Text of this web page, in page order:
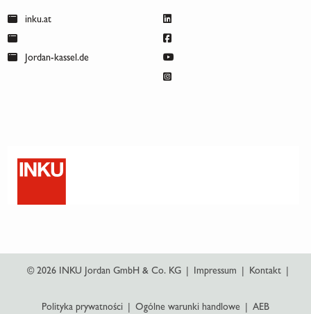
inku.at
Jordan-kassel.de
© 2026 INKU Jordan GmbH & Co. KG Impressum Kontakt
Polityka prywatności Ogólne warunki handlowe AEB